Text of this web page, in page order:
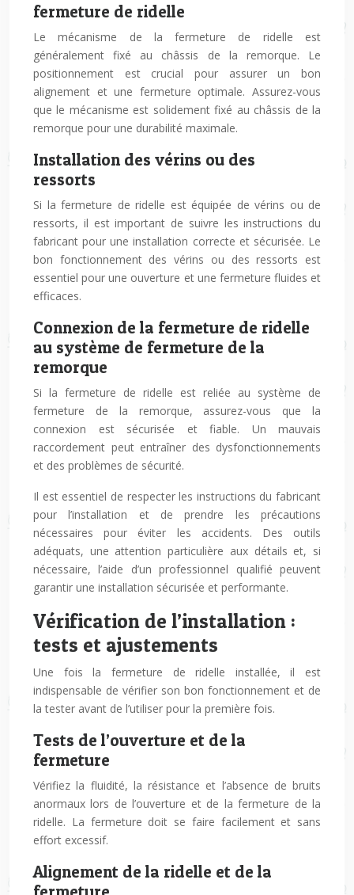
fermeture de ridelle
Le mécanisme de la fermeture de ridelle est
généralement fixé au châssis de la remorque. Le
positionnement est crucial pour assurer un bon
alignement et une fermeture optimale. Assurez-vous
que le mécanisme est solidement fixé au châssis de la
remorque pour une durabilité maximale.
Installation des vérins ou des
ressorts
Si la fermeture de ridelle est équipée de vérins ou de
ressorts, il est important de suivre les instructions du
fabricant pour une installation correcte et sécurisée. Le
bon fonctionnement des vérins ou des ressorts est
essentiel pour une ouverture et une fermeture fluides et
efficaces.
Connexion de la fermeture de ridelle
au système de fermeture de la
remorque
Si la fermeture de ridelle est reliée au système de
fermeture de la remorque, assurez-vous que la
connexion est sécurisée et fiable. Un mauvais
raccordement peut entraîner des dysfonctionnements
et des problèmes de sécurité.
Il est essentiel de respecter les instructions du fabricant
pour l’installation et de prendre les précautions
nécessaires pour éviter les accidents. Des outils
adéquats, une attention particulière aux détails et, si
nécessaire, l’aide d’un professionnel qualifié peuvent
garantir une installation sécurisée et performante.
Vérification de l’installation :
tests et ajustements
Une fois la fermeture de ridelle installée, il est
indispensable de vérifier son bon fonctionnement et de
la tester avant de l’utiliser pour la première fois.
Tests de l’ouverture et de la
fermeture
Vérifiez la fluidité, la résistance et l’absence de bruits
anormaux lors de l’ouverture et de la fermeture de la
ridelle. La fermeture doit se faire facilement et sans
effort excessif.
Alignement de la ridelle et de la